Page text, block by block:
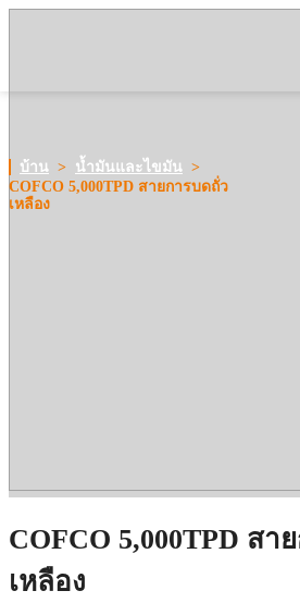
บ้าน > น้ำมันและไขมัน >
COFCO 5,000TPD สายการบดถั่ว
เหลือง
COFCO 5,000TPD สา
เหลือง